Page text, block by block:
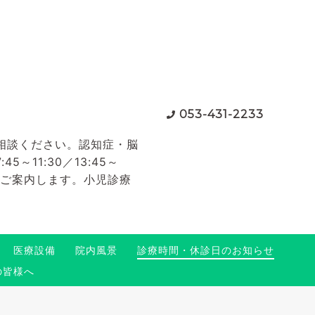
談ください。認知症・脳
～11:30／13:45～
案内します。小児診療
053-431-2233
医療設備 院内風景
診療時間・休診日のお知らせ
様へ